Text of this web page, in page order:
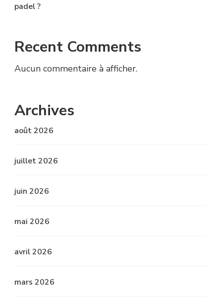
padel ?
Recent Comments
Aucun commentaire à afficher.
Archives
août 2026
juillet 2026
juin 2026
mai 2026
avril 2026
mars 2026